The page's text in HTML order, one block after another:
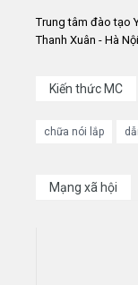
Trung tâm đào tạo
Thanh Xuân - Hà
Kiến thức MC
chữa nói lắp
Mạng xã hội